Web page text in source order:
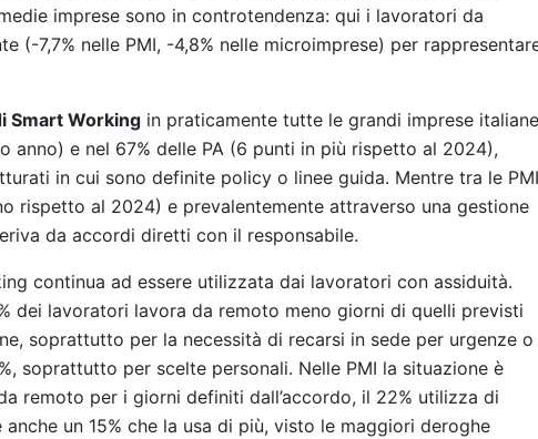
imprese sono in controtendenza: qui i lavoratori da
(-7,7% nelle PMI, -4,8% nelle microimprese) per
Smart Working in praticamente tutte le grandi imprese italiane
anno) e nel 67% delle PA (6 punti in più rispetto al 2024),
in cui sono definite policy o linee guida. Mentre tra le PMI
rispetto al 2024) e prevalentemente attraverso una gestione
da accordi diretti con il responsabile.
continua ad essere utilizzata dai lavoratori con assiduità.
dei lavoratori lavora da remoto meno giorni di quelli previsti
soprattutto per la necessità di recarsi in sede per urgenze o
soprattutto per scelte personali. Nelle PMI la situazione è
remoto per i giorni definiti dall’accordo, il 22% utilizza di
anche un 15% che la usa di più, visto le maggiori deroghe